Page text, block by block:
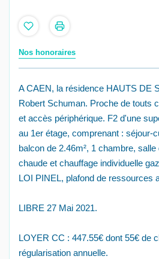
Nos honoraires
A CAEN, la résidence HAUTS DE
Robert Schuman. Proche de touts
et accès périphérique. F2 d'une
au 1er étage, comprenant : séjour-
balcon de 2.46m², 1 chambre,
chaude et chauffage individuelle
LOI PINEL, plafond de ressources
LIBRE 27 Mai 2021.
LOYER CC : 447.55€ dont 55€ de
régularisation annuelle.